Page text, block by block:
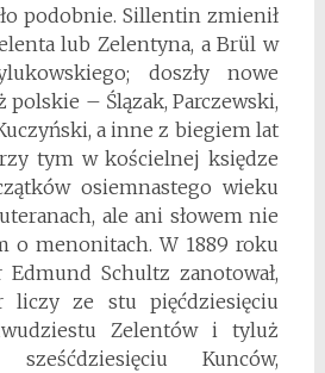
podobnie. Sillentin zmienił
lub Zelentyna, a Brül w
doszły nowe
polskie – Ślązak, Parczewski,
a inne z biegiem lat
tym w kościelnej księdze
osiemnastego wieku
ale ani słowem nie
o menonitach. W 1889 roku
Schultz zanotował,
liczy ze stu pięćdziesięciu
Zelentów i tyluż
Kunców,